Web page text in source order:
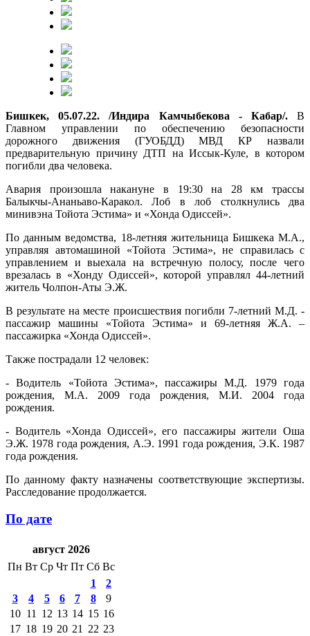
Бишкек, 05.07.22. /Индира Камчыбекова - Кабар/.В
Главном управлении по обеспечению безопасности
дорожного движения (ГУОБДД) МВД КР назвали
предварительную причину ДТП на Иссык-Куле, в котором
погибли два человека.
Авария произошла накануне в 19:30 на 28 км трассы
Балыкчы-Ананьаво-Каракол. Лоб в лоб столкнулись два
минивэна Тойота Эстима» и «Хонда Одиссей».
По данным ведомства, 18-летняя жительница Бишкека М.А.,
управляя автомашиной «Тойота Эстима», не справилась с
управлением и выехала на встречную полосу, после чего
врезалась в «Хонду Одиссей», которой управлял 44-летний
житель Чолпон-Аты Э.Ж.
В результате на месте происшествия погибли 7-летний М.Д. -
пассажир машины «Тойота Эстима» и 69-летняя Ж.А. –
пассажирка «Хонда Одиссей».
Также пострадали 12 человек:
- Водитель «Тойота Эстима», пассажиры М.Д. 1979 года
рождения, М.А. 2009 года рождения, М.И. 2004 года
рождения.
- Водитель «Хонда Одиссей», его пассажиры жители Оша
Э.Ж. 1978 года рождения, А.Э. 1991 года рождения, Э.К. 1987
года рождения.
По данному факту назначены соответствующие экспертизы.
Расследование продолжается.
По дате
август 2026
Пн Вт Ср Чт Пт Сб Вс
1
2
3
4 5 6 7 8
9
10 11 12 13 14 15 16
17 18 19 20 21 22 23